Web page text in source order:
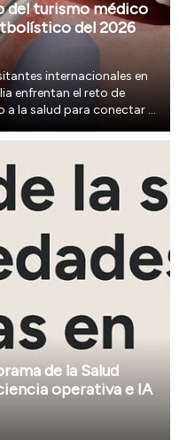
del turismo médico
del 2026
internacionales en
enfrentan el reto de
a la salud para conectar a
de la Salud
operativa e IA